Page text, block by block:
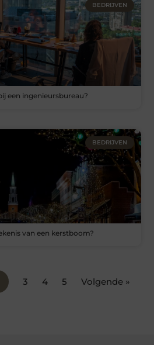
BEDRIJVEN
een ingenieursbureau?
BEDRIJVEN
van een kerstboom?
3 4 5 Volgende »